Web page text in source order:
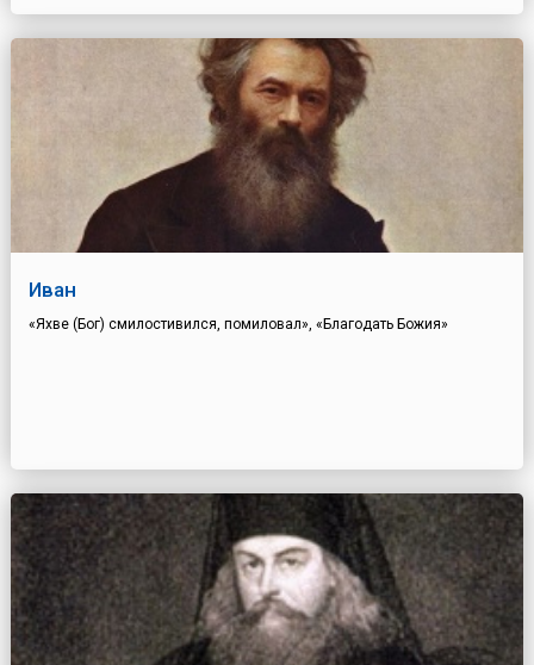
Иван
«Яхве (Бог) смилостивился, помиловал», «Благодать Божия»